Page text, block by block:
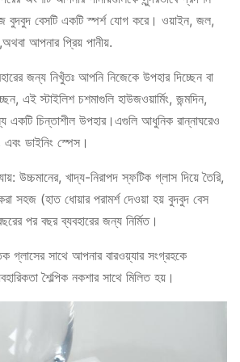
বুদবুদ বেসটি একটি স্পর্শ যোগ করে। ওয়াইন, জল,
আপনার প্রিয় পানীয়.
জন্য নিখুঁতঃ আপনি নিজেকে উপহার দিচ্ছেন বা
এই স্টাইলিশ চশমাগুলি হাউজওয়ার্মিং, জন্মদিন,
একটি চিন্তাশীল উপহার।এগুলি আধুনিক রান্নাঘরেও
ডাইনিং স্পেস।
উচ্চমানের, খাদ্য-নিরাপদ স্ফটিক গ্লাস দিয়ে তৈরি,
সহজ (হাত ধোয়ার পরামর্শ দেওয়া হয় বুদবুদ বেস
পর বছর ব্যবহারের জন্য নির্মিত।
গ্লাসের সাথে আপনার বারওয়্যার সংগ্রহকে
শৈল্পিক নকশার সাথে মিলিত হয়।